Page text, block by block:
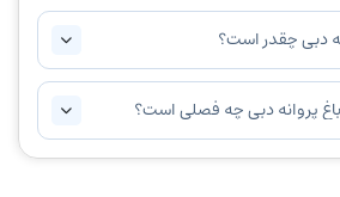
دبی چقدر است؟
باغ پروانه دبی چه فصلی است؟